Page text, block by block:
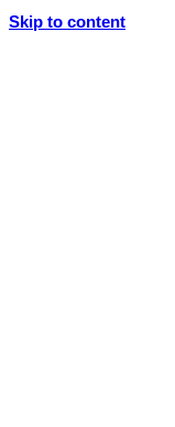
Skip to content